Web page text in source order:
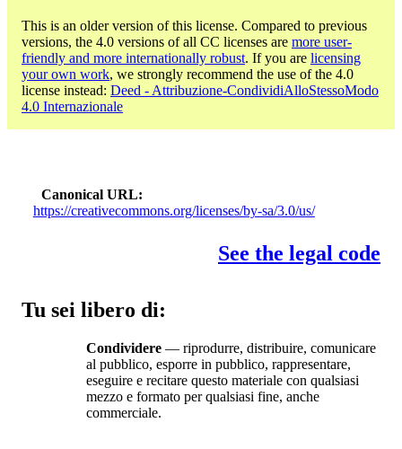
This is an older version of this license. Compared to previous
versions, the 4.0 versions of all CC licenses are more user-
friendly and more internationally robust. If you are licensing
your own work, we strongly recommend the use of the 4.0
license instead: Deed - Attribuzione-CondividiAlloStessoModo
4.0 Internazionale
Canonical URL
https://creativecommons.org/licenses/by-sa/3.0/us/
See the legal code
Tu sei libero di:
Condividere — riprodurre, distribuire, comunicare
al pubblico, esporre in pubblico, rappresentare,
eseguire e recitare questo materiale con qualsiasi
mezzo e formato per qualsiasi fine, anche
commerciale.